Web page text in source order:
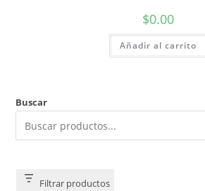
$0.00
Añadir al carrito
Buscar
Filtrar productos